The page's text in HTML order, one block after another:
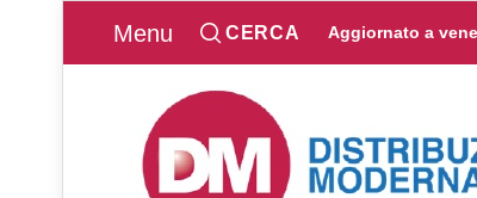
Menu CERCA Aggiornato a